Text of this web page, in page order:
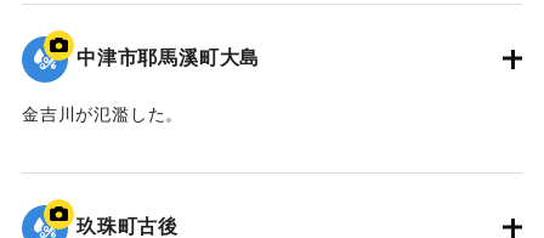
｜固有コード:
中津市耶馬溪町大島
金吉川が氾濫した。
｜固有コード:09922044
玖珠町古後